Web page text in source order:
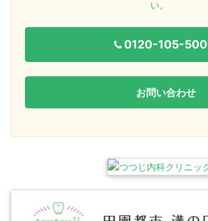
い。
0120-105-500
お問い合わせ